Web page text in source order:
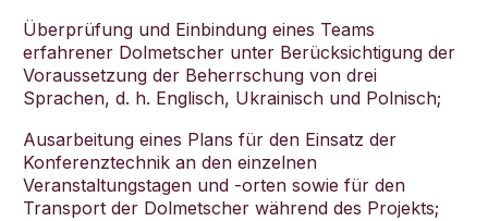
Überprüfung und Einbindung eines Teams
erfahrener Dolmetscher unter Berücksichtigung der
Voraussetzung der Beherrschung von drei
Sprachen, d. h. Englisch, Ukrainisch und Polnisch;
Ausarbeitung eines Plans für den Einsatz der
Konferenztechnik an den einzelnen
Veranstaltungstagen und -orten sowie für den
Transport der Dolmetscher während des Projekts;